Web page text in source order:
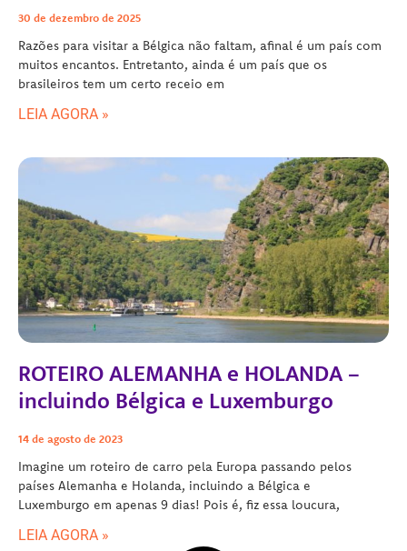
30 de dezembro de 2025
Razões para visitar a Bélgica não faltam, afinal é um país com
muitos encantos. Entretanto, ainda é um país que os
brasileiros tem um certo receio em
LEIA AGORA »
ROTEIRO ALEMANHA e HOLANDA –
incluindo Bélgica e Luxemburgo
14 de agosto de 2023
Imagine um roteiro de carro pela Europa passando pelos
países Alemanha e Holanda, incluindo a Bélgica e
Luxemburgo em apenas 9 dias! Pois é, fiz essa loucura,
LEIA AGORA »